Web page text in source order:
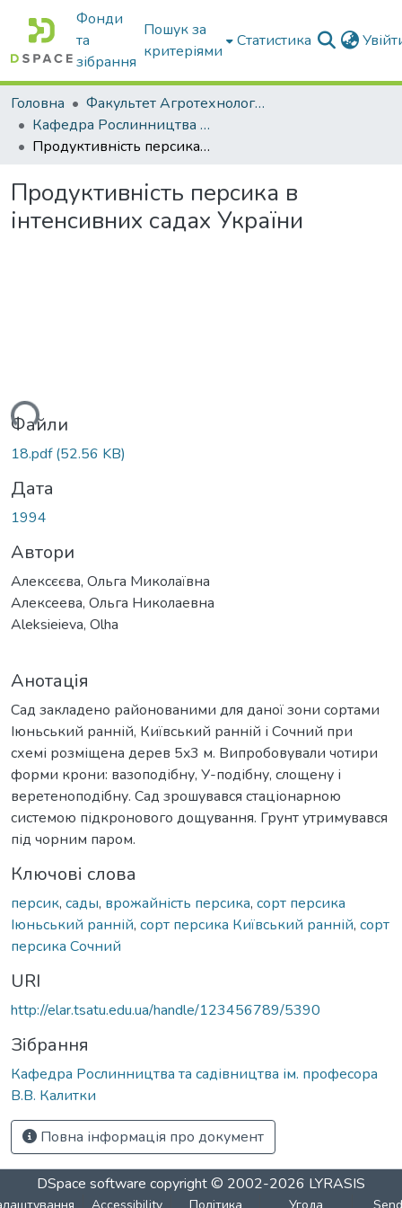
Фонди
та
зібрання
Пошук за
критеріями
Статистика
Головна
Факультет Агротехнологій та екології
Кафедра Рослинництва та садівництва ім. професора В.В. Калитки
Продуктивність персика в інтенсивних садах України
Продуктивність персика в
інтенсивних садах України
Файли
18.pdf(52.56 KB)
Дата
1994
Автори
Алексєєва, Ольга Миколаївна
Алексеева, Ольга Николаевна
Aleksieieva, Olha
Анотація
Сад закладено районованими для даної зони сортами
Іюньський ранній, Київський ранній і Сочний при
схемі розміщена дерев 5x3 м. Випробовували чотири
форми крони: вазоподібну, У-подібну, слощену і
веретеноподібну. Сад зрошувався стаціонарною
системою підкронового дощування. Грунт утримувався
під чорним паром.
Ключові слова
персик, сады, врожайність персика, сорт персика
Іюньський ранній, сорт персика Київський ранній, сорт
персика Сочний
URI
http://elar.tsatu.edu.ua/handle/123456789/5390
Зібрання
Кафедра Рослинництва та садівництва ім. професора
В.В. Калитки
Повна інформація про документ
DSpace software copyright © 2002-2026 LYRASIS